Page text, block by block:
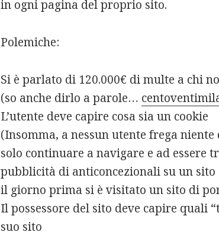
in ogni pagina del proprio sito.
Polemiche:
Si è parlato di 120.000€ di multe a chi
(so anche dirlo a parole…
L’utente deve capire cosa sia un cookie
(Insomma, a nessun utente frega niente
solo continuare a navigare e ad essere
pubblicità di anticoncezionali su un sito
il giorno prima si è visitato un sito di
Il possessore del sito deve capire quali
suo sito